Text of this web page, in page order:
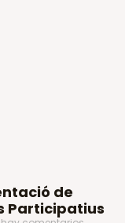
de
Participatius